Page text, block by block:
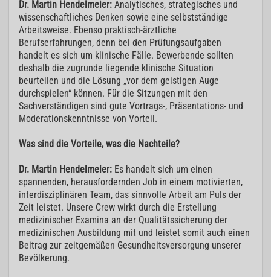
Dr. Martin Hendelmeier: Analytisches, strategisches und
wissenschaftliches Denken sowie eine selbstständige
Arbeitsweise. Ebenso praktisch-ärztliche
Berufserfahrungen, denn bei den Prüfungsaufgaben
handelt es sich um klinische Fälle. Bewerbende sollten
deshalb die zugrunde liegende klinische Situation
beurteilen und die Lösung „vor dem geistigen Auge
durchspielen“ können. Für die Sitzungen mit den
Sachverständigen sind gute Vortrags-, Präsentations- und
Moderationskenntnisse von Vorteil.
Was sind die Vorteile, was die Nachteile?
Dr. Martin Hendelmeier: Es handelt sich um einen
spannenden, herausfordernden Job in einem motivierten,
interdisziplinären Team, das sinnvolle Arbeit am Puls der
Zeit leistet. Unsere Crew wirkt durch die Erstellung
medizinischer Examina an der Qualitätssicherung der
medizinischen Ausbildung mit und leistet somit auch einen
Beitrag zur zeitgemäßen Gesundheitsversorgung unserer
Bevölkerung.